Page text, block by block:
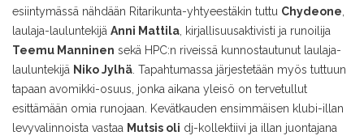
esiintymässä nähdään Ritarikunta-yhtyeestäkin tuttu Chydeone
laulaja-lauluntekijä Anni Mattila , kirjallisuusaktivisti ja runoilija
Teemu Manninen sekä HPC:n riveissä kunnostautunut laulaja-
lauluntekijä Niko Jylhä . Tapahtumassa järjestetään myös tuttuun
tapaan avomikki-osuus, jonka aikana yleisö on tervetullut
esittämään omia runojaan. Kevätkauden ensimmäisen klubi-illan
levyvalinnoista vastaa Mutsis oli dj-kollektiivi ja illan juontajana